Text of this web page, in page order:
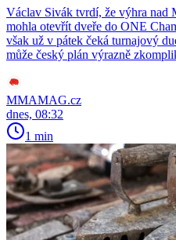
Václav Sivák tvrdí, že výhra nad
mohla otevřít dveře do ONE
však už v pátek čeká turnajový
může český plán výrazně
MMAMAG.cz
dnes, 08:32
1 min